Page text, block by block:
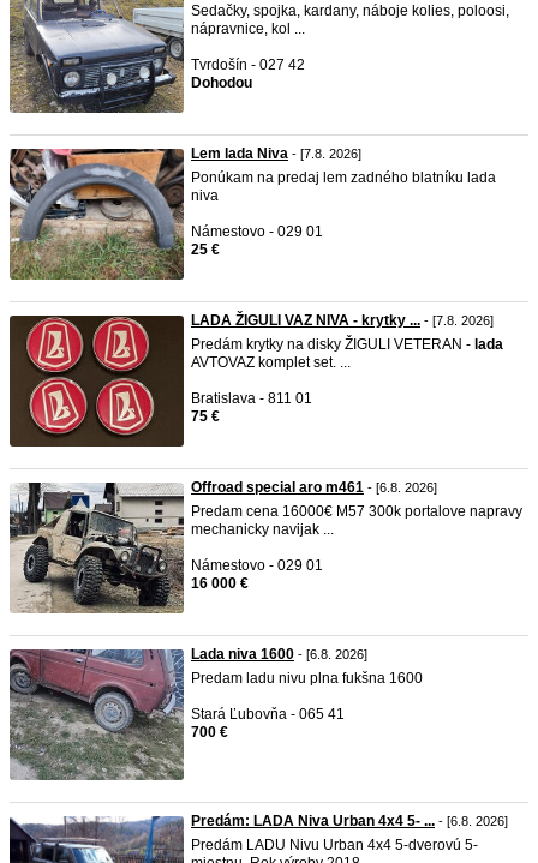
Sedačky, spojka, kardany, náboje kolies, poloosi,
nápravnice, kol ...
Tvrdošín - 027 42
Dohodou
Lem lada Niva - [7.8. 2026]
Ponúkam na predaj lem zadného blatníku lada
niva
Námestovo - 029 01
25 €
LADA ŽIGULI VAZ NIVA - krytky ... - [7.8. 2026]
Predám krytky na disky ŽIGULI VETERAN - lada
AVTOVAZ komplet set. ...
Bratislava - 811 01
75 €
Offroad special aro m461 - [6.8. 2026]
Predam cena 16000€ M57 300k portalove napravy
mechanicky navijak ...
Námestovo - 029 01
16 000 €
Lada niva 1600 - [6.8. 2026]
Predam ladu nivu plna fukšna 1600
Stará Ľubovňa - 065 41
700 €
Predám: LADA Niva Urban 4x4 5- ... - [6.8. 2026]
Predám LADU Nivu Urban 4x4 5-dverovú 5-